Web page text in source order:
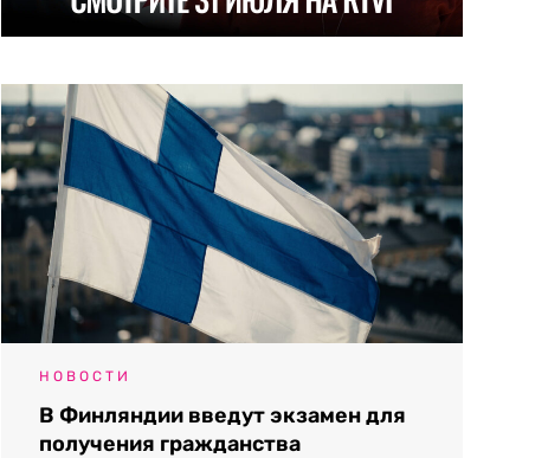
НОВОСТИ
В Финляндии введут экзамен для
получения гражданства